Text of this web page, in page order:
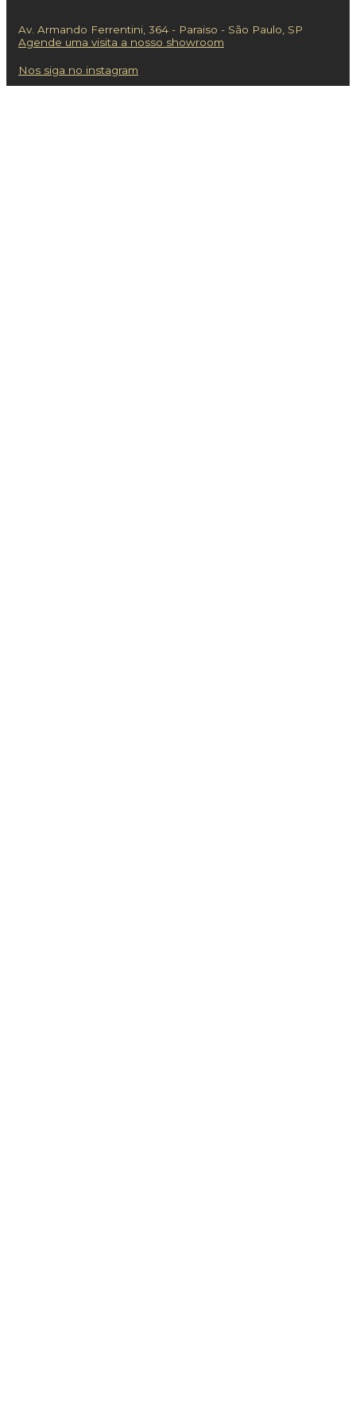
Av. Armando Ferrentini, 364 - Paraiso - São Paulo, SP
Agende uma visita a nosso showroom
Nos siga no instagram